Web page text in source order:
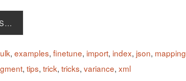
, examples, finetune, import, index, json, mapping
, tips, trick, tricks, variance, xml